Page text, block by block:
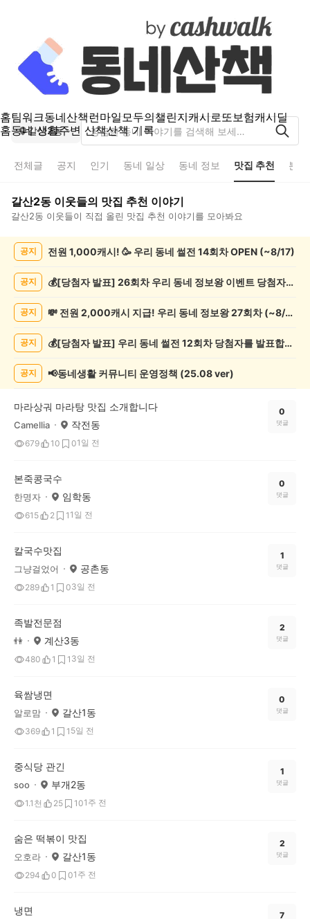
홈팀워크동네산책런마일모두의챌린지캐시로또보험캐시딜
홈동네 생활주변 산책산책 기록
갈산2동
전체글 공지 인기 동네 일상 동네 정보 맛집 추천 분
갈산2동 이웃들의 맛집 추천 이야기
갈산2동 이웃들이 직접 올린 맛집 추천 이야기를 모아봐요
목
공지 전원 1,000캐시! 🥳 우리 동네 썰전 14회차 OPEN (~8/17)
공지 💰[당첨자 발표] 26회차 우리 동네 정보왕 이벤트 당첨자를 발표합니다!
공지 💸 전원 2,000캐시 지급! 우리 동네 정보왕 27회차 (~8/10)
공지 💰[당첨자 발표] 우리 동네 썰전 12회차 당첨자를 발표합니다!
공지 📢동네생활 커뮤니티 운영정책 (25.08 ver)
마라상궈 마라탕 맛집 소개합니다
Camellia 작전동
679 10 01일 전
0
댓글
본죽콩국수
한명자 임학동
615 2 1 1일 전
0
댓글
칼국수맛집
그냥걸었어 공촌동
289 1 03일 전
1
댓글
족발전문점
👫 계산3동
480 1 1 3일 전
2
댓글
육쌈냉면
알로맘 갈산1동
369 1 1 5일 전
0
댓글
중식당 관긴
soo 부개2동
1.1천 25 101주 전
1
댓글
숨은 떡볶이 맛집
오호라 갈산1동
294 0 01주 전
2
댓글
냉면 7